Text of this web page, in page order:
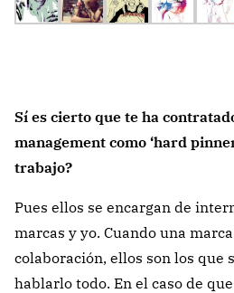
Sí es cierto que te ha
management como ‘hard
trabajo?
Pues ellos se encargan de
marcas y yo. Cuando una
colaboración, ellos son los que
hablarlo todo. En el caso de